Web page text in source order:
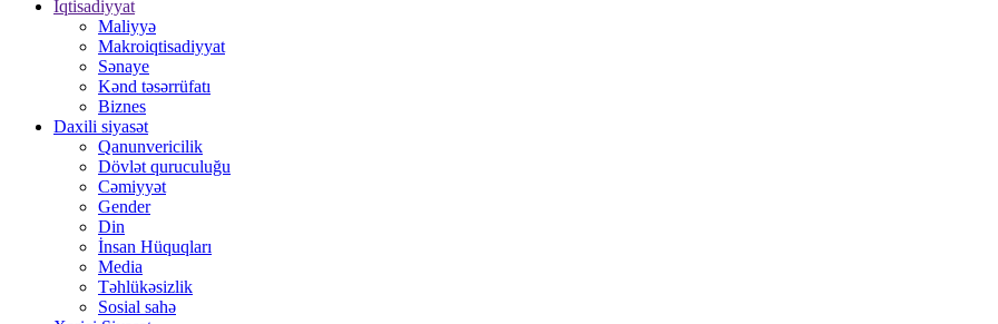
İqtisadiyyat
Maliyyə
Makroiqtisadiyyat
Sənaye
Kənd təsərrüfatı
Biznes
Daxili siyasət
Qanunvericilik
Dövlət quruculuğu
Cəmiyyət
Gender
Din
İnsan Hüquqları
Media
Təhlükəsizlik
Sosial sahə